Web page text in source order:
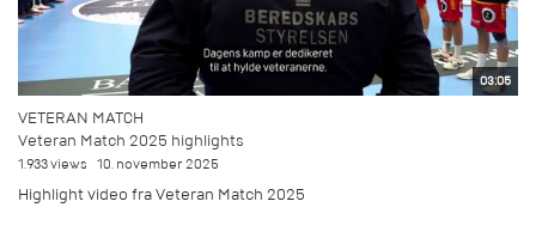
03:05
VETERAN MATCH
Veteran Match 2025 highlights
1.933 views 10. november 2025
Highlight video fra Veteran Match 2025